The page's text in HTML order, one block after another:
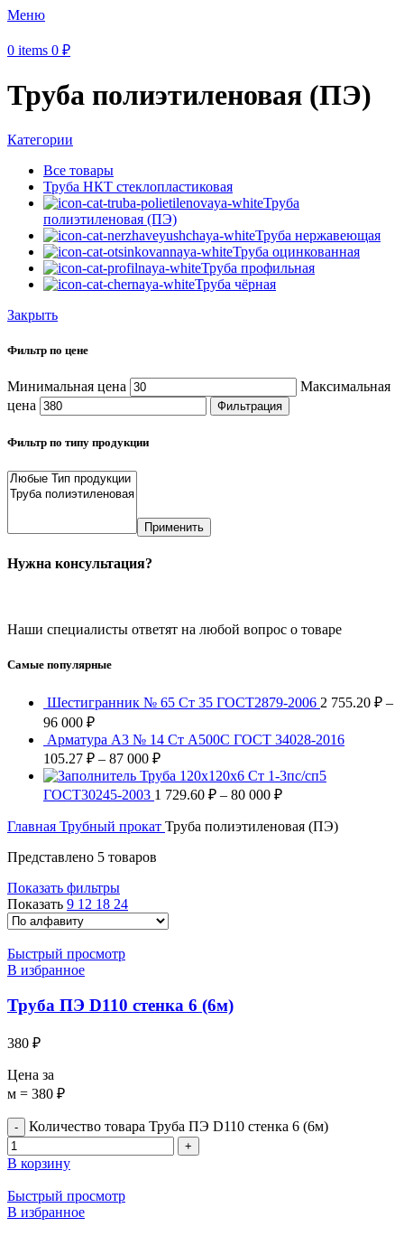
Меню
0 items 0 ₽
Труба полиэтиленовая (ПЭ)
Категории
Все товары
Труба НКТ стеклопластиковая
Труба
полиэтиленовая (ПЭ)
Труба нержавеющая
Труба оцинкованная
Труба профильная
Труба чёрная
Закрыть
Фильтр по цене
Минимальная цена
Максимальная
цена
Фильтрация
Фильтр по типу продукции
Применить
Нужна консультация?
Наши специалисты ответят на любой вопрос о товаре
Самые популярные
Шестигранник № 65 Ст 35 ГОСТ2879-2006 2 755.20 ₽ –
96 000 ₽
Арматура А3 № 14 Ст А500С ГОСТ 34028-2016
105.27 ₽ – 87 000 ₽
Труба 120х120х6 Ст 1-3пс/сп5
ГОСТ30245-2003 1 729.60 ₽ – 80 000 ₽
Главная Трубный прокат Труба полиэтиленовая (ПЭ)
Представлено 5 товаров
Показать фильтры
Показать 9 12 18 24
Быстрый просмотр
В избранное
Труба ПЭ D110 стенка 6 (6м)
380 ₽
Цена за
м = 380 ₽
Количество товара Труба ПЭ D110 стенка 6 (6м)
В корзину
Быстрый просмотр
В избранное